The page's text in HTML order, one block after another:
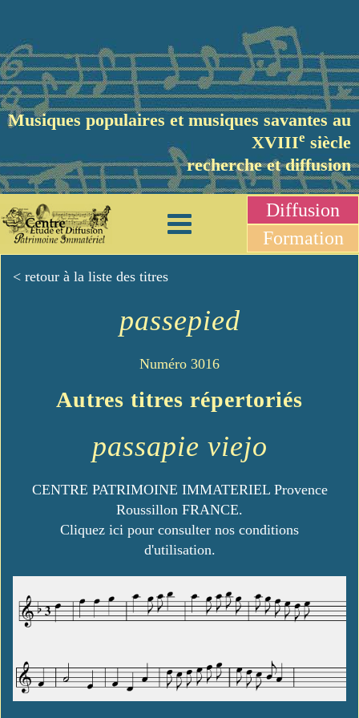
Musiques populaires et musiques savantes au
XVIIIe siècle
recherche et diffusion
Diffusion
Formation
< retour à la liste des titres
passepied
Numéro 3016
Autres titres répertoriés
passapie viejo
CENTRE PATRIMOINE IMMATERIEL Provence
Roussillon FRANCE.
Cliquez ici pour consulter nos conditions
d'utilisation.